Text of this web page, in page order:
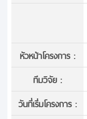
หัวหน้าโครงการ :
ทีมวิจัย :
วันที่เริ่มโครงการ :